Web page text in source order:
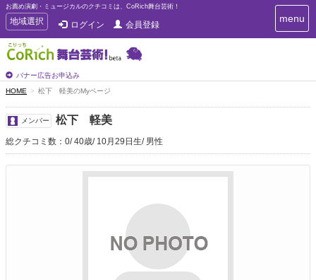
お薦め演劇・ミュージカルのクチコミは、CoRich舞台芸術！
T
o
g
g
e
n
a
v
i
g
a
t
地域選択 ログイン 会員登録
バナー広告お申込み
T
o
menu
HOME 松下 軽美のMyページ
メンバー 松下 軽美
総クチコミ数：0 40歳 10月29日生 男性